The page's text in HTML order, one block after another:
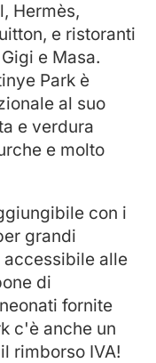
Hermès,
e ristoranti
e Masa.
Park è
al suo
e verdura
e molto
con i
grandi
accessibile alle
di
fornite
c'è anche un
rimborso IVA!